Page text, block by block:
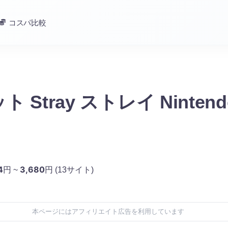
コスパ比較
ト Stray ストレイ
円 ~ 3,680円 (13サイト)
本ページにはアフィリエイト広告を利用しています